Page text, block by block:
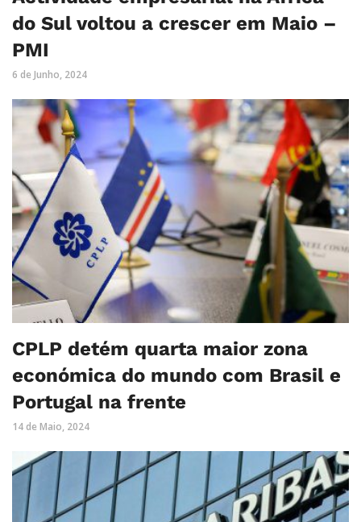
do Sul voltou a crescer em Maio –
PMI
6 de Junho, 2024
CPLP detém quarta maior zona
económica do mundo com Brasil e
Portugal na frente
14 de Maio, 2024